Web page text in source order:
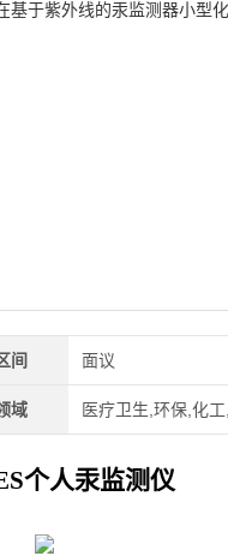
基于紫外线的汞监测器小型
间 面议
域 医疗卫生,环保,化
个人汞监测仪